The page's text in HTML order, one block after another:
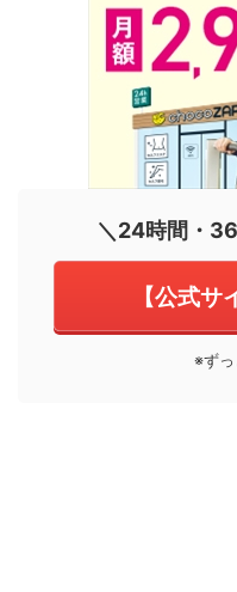
＼24時間・
【公式
※ず